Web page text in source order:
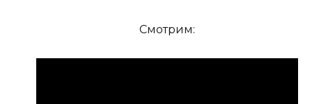
Смотрим: